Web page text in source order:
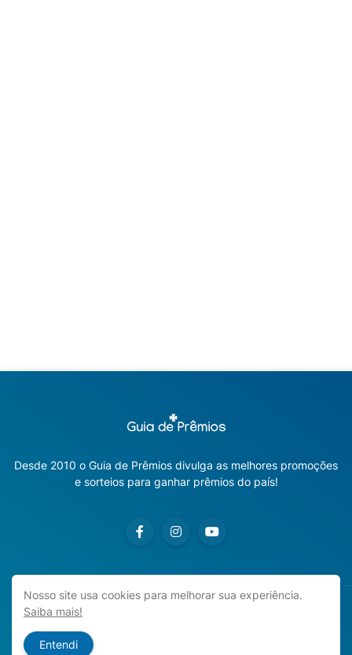
Desde 2010 o Guia de Prêmios divulga as melhores promoções
e sorteios para ganhar prêmios do país!
Copyright ©
Nosso site usa cookies para melhorar sua experiência.
Saiba mais!
Entendi